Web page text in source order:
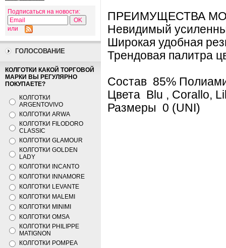
Подписаться на новости:
или
ГОЛОСОВАНИЕ
КОЛГОТКИ КАКОЙ ТОРГОВОЙ
МАРКИ ВЫ РЕГУЛЯРНО
ПОКУПАЕТЕ?
КОЛГОТКИ
ARGENTOVIVO
КОЛГОТКИ ARWA
КОЛГОТКИ FILODORO
CLASSIC
КОЛГОТКИ GLAMOUR
КОЛГОТКИ GOLDEN
LADY
КОЛГОТКИ INCANTO
КОЛГОТКИ INNAMORE
КОЛГОТКИ LEVANTE
КОЛГОТКИ MALEMI
КОЛГОТКИ MINIMI
КОЛГОТКИ OMSA
КОЛГОТКИ PHILIPPE
MATIGNON
КОЛГОТКИ POMPEA
ПРЕИМУЩЕСТВА
Невидимый
Широкая удобная
Трендовая палитра
Состав 85%
Цвета Blu , Corallo,
Размеры 0 (UNI)